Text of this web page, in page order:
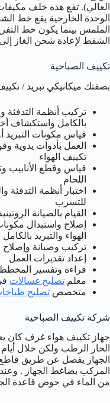
العالي). تقع هذه خلف
الوحدة الخارجية يقع خط
الملمس بينما يكون خط
الشفط لإعادة شحن الغاز إلى
تكييف الصباحية
بصفتك ميكانيكي تبريد /
تركيب أنظمة التدفئة
بالكامل واستكشاف
قياس مكونات التبريد
العمل بأدوات يدوية
تكييف الهواء
قياس وقطع الأنابيب
اللحام
اختبار أنظمة التدفئة
للتسرب
القيام بالصيانة
إصلاح واستبدال
الهواء والتبريد بالكامل
تركيب وصيانة وإصلاح
إعداد تقديرات العمل
قراءة وتفسير
معلم تصليح غسالات
متخصص تصليح
شركة تكييف الصباحية
جهاز تكييف هواء غرف كان
الحار الرطب ولكن خلال
الجهاز يفصل عن طريق قاطع
المركب بضاغط الجهاز .
من الماء في حوض قاعدة